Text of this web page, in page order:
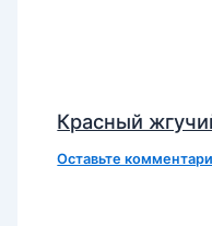
Красный
Оставьте